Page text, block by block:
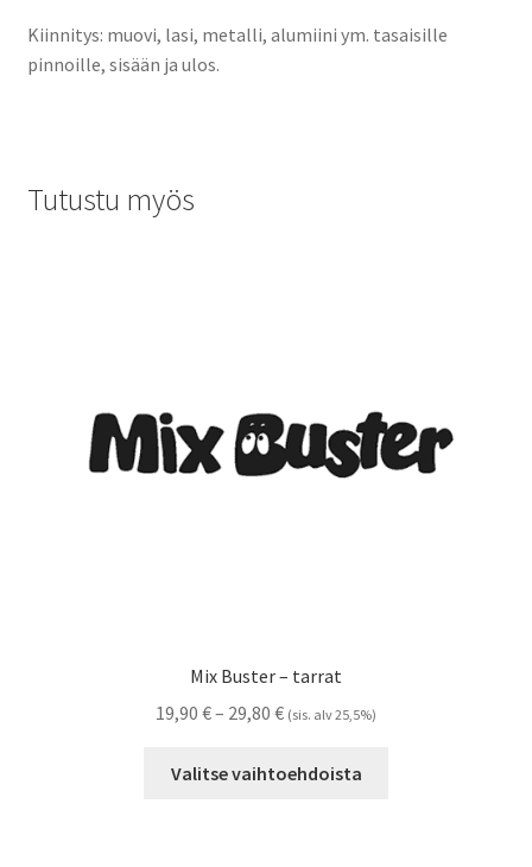
Kiinnitys: muovi, lasi, metalli, alumiini ym. tasaisille
pinnoille, sisään ja ulos.
Tutustu myös
Mix Buster – tarrat
19,90 €– 29,80 €Hintaluokka:
-
(sis. alv 25,5%)
Valitse vaihtoehdoista